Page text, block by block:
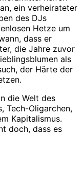
ein verheirateter
des DJs
Hetze um
dass er
die Jahre zuvor
als
der Härte der
die Welt des
Tech-Oligarchen,
Kapitalismus.
doch, dass es